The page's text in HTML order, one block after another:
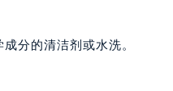
分的清洁剂或水洗。